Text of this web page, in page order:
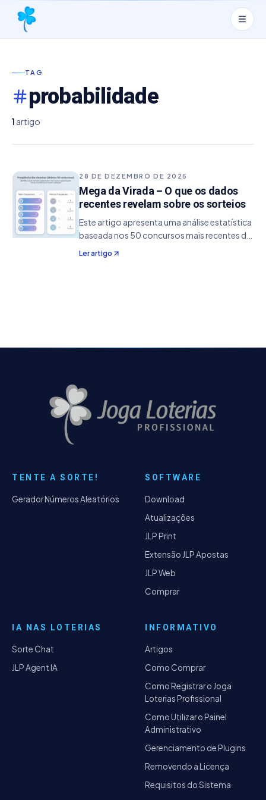
TAG
probabilidade
1 artigo
28 DE DEZEMBRO DE 2025
Mega da Virada – O que os dados
recentes revelam sobre os sorteios
Este artigo apresenta uma análise estatística
baseada nos 50 concursos mais recentes da
Mega-Sena, considerando o intervalo que vai
do concurso 2905 até o concurso 2954. O
Ler artigo
TENTE A SORTE!
Gerador Números Aleatórios
SOFTWARE
Download
Atualizações
JLP Print
Extensão JLP Apostas
JLP Web
Comprar
IA NAS LOTERIAS
Sorte Chat
JLP Agent IA
INFORMATIVO
Artigos
Como Comprar
Como Registrar o Joga
Loterias Profissional
Como Utilizar o Painel
Administrativo
Gerenciamento de Plugins
Removendo a Licença
Requisitos do Sistema